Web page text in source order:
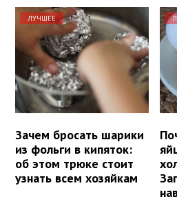
ЛУЧШЕЕ
Зачем бросать шарики
из фольги в кипяток:
об этом трюке стоит
узнать всем хозяйкам